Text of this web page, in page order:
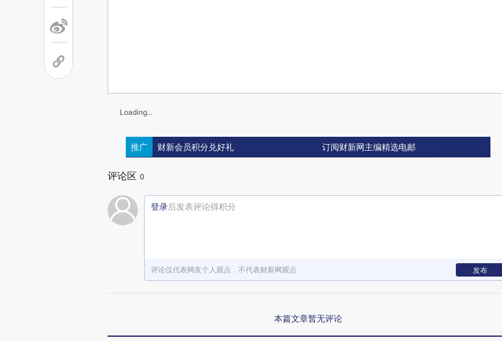
Loading...
推广 财新会员积分兑好礼 订阅财新网主编精选电邮
评论区 0
登录后发表评论得积分
评论仅代表网友个人观点，不代表财新网观点 发布
本篇文章暂无评论